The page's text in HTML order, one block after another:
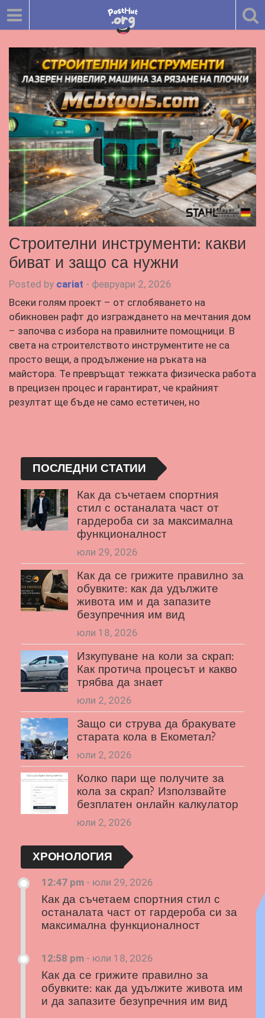
Строителни инструменти: какви
биват и защо са нужни
Posted by cariat - февруари 2, 2026
Всеки голям проект – от сглобяването на
обикновен рафт до изграждането на мечтания дом
– започва с избора на правилните помощници. В
света на строителството инструментите не са
просто вещи, а продължение на ръката на
майстора. Те превръщат тежката физическа работа
в прецизен процес и гарантират, че крайният
резултат ще бъде не само естетичен, но
ПОСЛЕДНИ СТАТИИ
Как да съчетаем спортния
стил с останалата част от
гардероба си за максимална
функционалност
юли 29, 2026
Как да се грижите правилно за
обувките: как да удължите
живота им и да запазите
безупречния им вид
юли 18, 2026
Изкупуване на коли за скрап:
Как протича процесът и какво
трябва да знает
юли 2, 2026
Защо си струва да бракувате
старата кола в Екометал?
юли 2, 2026
Колко пари ще получите за
кола за скрап? Използвайте
безплатен онлайн калкулатор
юли 2, 2026
ХРОНОЛОГИЯ
12:47 pm - юли 29, 2026
Как да съчетаем спортния стил с
останалата част от гардероба си за
максимална функционалност
12:58 pm - юли 18, 2026
Как да се грижите правилно за
обувките: как да удължите живота им
и да запазите безупречния им вид